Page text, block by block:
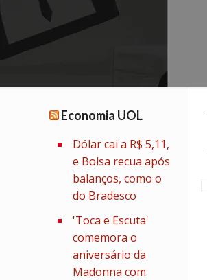
Economia UOL
Dólar cai a R$ 5,11,
e Bolsa recua após
balanços, como o
do Bradesco
'Toca e Escuta'
comemora o
aniversário da
Madonna com